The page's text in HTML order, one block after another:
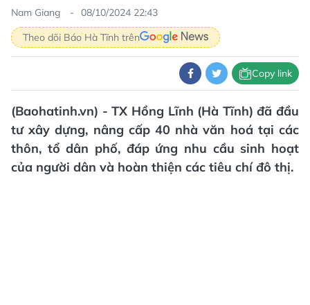
Nam Giang
08/10/2024 22:43
Theo dõi Báo Hà Tĩnh trên
Copy link
(Baohatinh.vn) - TX Hồng Lĩnh (Hà Tĩnh) đã đầu
tư xây dựng, nâng cấp 40 nhà văn hoá tại các
thôn, tổ dân phố, đáp ứng nhu cầu sinh hoạt
của người dân và hoàn thiện các tiêu chí đô thị.